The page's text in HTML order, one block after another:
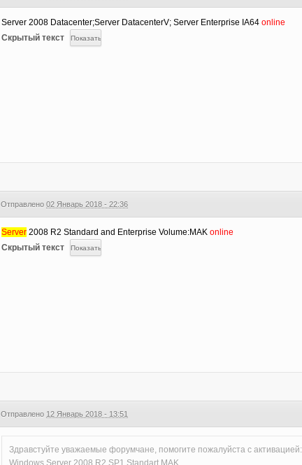
Server 2008 Datacenter;Server DatacenterV; Server Enterprise IA64 online
Скрытый текст
Отправлено02 Январь 2018 - 22:36
Server 2008 R2 Standard and Enterprise Volume:MAK online
Скрытый текст
Отправлено 12 Январь 2018 - 13:51
Здравстуйте уважаемые форумчане, помогите пожалуйста с активацией:
Windows Server 2008 R2 SP1 Standart MAK